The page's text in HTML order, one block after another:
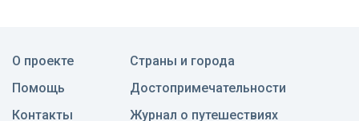
О проекте
Помощь
Контакты
Страны и города
Достопримечательности
Журнал о путешествиях